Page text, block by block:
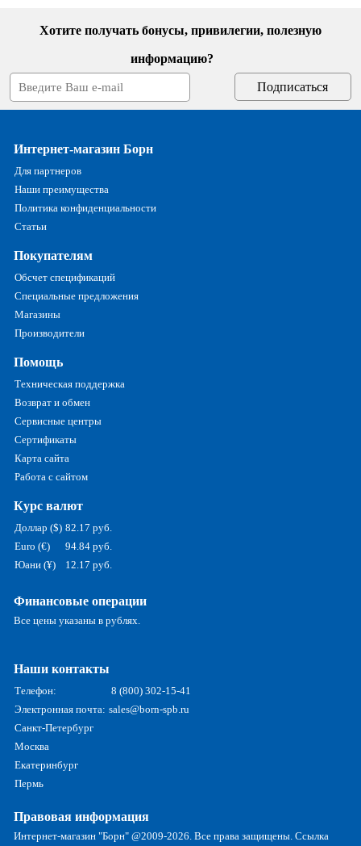
Хотите получать бонусы, привилегии, полезную
информацию?
Интернет-магазин Борн
Для партнеров
Наши преимущества
Политика конфиденциальности
Статьи
Покупателям
Обсчет спецификаций
Специальные предложения
Магазины
Производители
Помощь
Техническая поддержка
Возврат и обмен
Сервисные центры
Сертификаты
Карта сайта
Работа с сайтом
Курс валют
Доллар ($) 82.17 руб.
Euro (€)
94.84 руб.
Юани (¥)
12.17 руб.
Финансовые операции
Все цены указаны в рублях.
Наши контакты
Телефон:
8 (800) 302-15-41
Электронная почта: sales@born-spb.ru
Санкт-Петербург
Москва
Екатеринбург
Пермь
Правовая информация
Интернет-магазин "Борн" @2009-2026. Все права защищены. Ссылка